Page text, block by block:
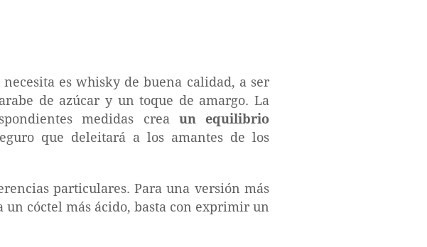
es whisky de buena calidad, a ser
de azúcar y un toque de amargo. La
medidas crea un equilibrio
que deleitará a los amantes de los
particulares. Para una versión más
un cóctel más ácido, basta con exprimir un